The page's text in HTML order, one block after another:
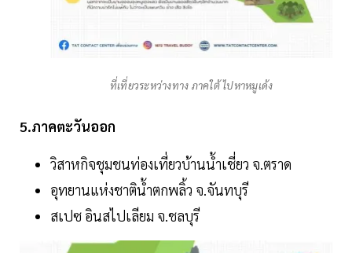
ที่เที่ยวระหว่างทาง ภาคใต้ ไปหาหมูเด้ง
5.ภาคตะวันออก
วิสาหกิจชุมชนท่องเที่ยวบ้านน้ำเชี่ยว จ.ตราด
อุทยานแห่งชาติน้ำตกพลิ้ว จ.จันทบุรี
สเปซ อินสไปเลียม จ.ชลบุรี